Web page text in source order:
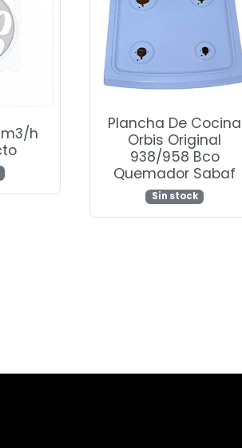
h
Plancha De Cocina
Orbis Original
938/958 Bco
Quemador Sabaf
Sin stock